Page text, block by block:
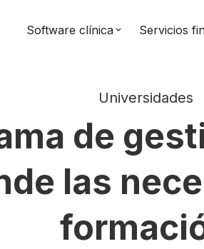
Software clínicakeyboard_arrow_down Servicios
Universidades
de
las